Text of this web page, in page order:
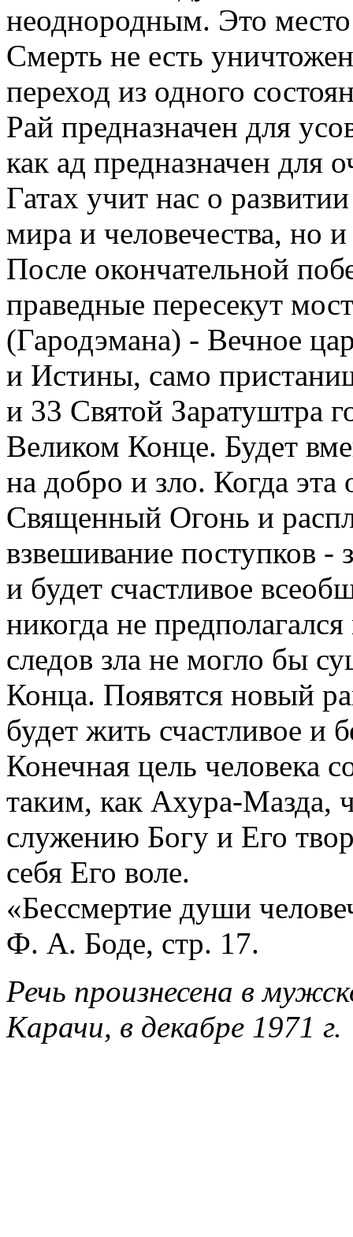
неоднородным. Это место
Смерть не есть
переход из одного
Рай предназначен для
как ад предназначен для
Гатах учит нас о
мира и человечества, но
После окончательной
праведные пересекут
(Гародэмана) - Вечное
и Истины, само
и 33 Святой Заратуштра
Великом Конце. Будет
на добро и зло. Когда
Священный Огонь и
взвешивание поступков -
и будет счастливое
никогда не
следов зла не могло бы
Конца. Появятся новый
будет жить счастливое и
Конечная цель человека
таким, как Ахура-Мазда,
служению Богу и Его
себя Его воле.
«Бессмертие души
Ф. А. Боде, стр. 17.
Речь произнесена в
Карачи, в декабре 1971 г.